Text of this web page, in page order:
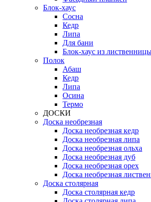
Блок-хаус
Сосна
Кедр
Липа
Для бани
Блок-хаус из
Полок
Абаш
Кедр
Липа
Осина
Термо
ДОСКИ
Доска необрезная
Доска необрезная кедр
Доска необрезная липа
Доска необрезная ольха
Доска необрезная дуб
Доска необрезная орех
Доска необрезная
Доска столярная
Доска столярная кедр